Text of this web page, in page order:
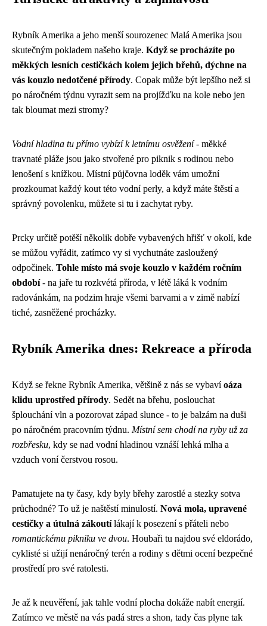
Rybník Amerika a jeho menší sourozenec Malá Amerika jsou
skutečným pokladem našeho kraje. Když se procházíte po
měkkých lesních cestičkách kolem jejich břehů, dýchne na
vás kouzlo nedotčené přírody. Copak může být lepšího než si
po náročném týdnu vyrazit sem na projížďku na kole nebo jen
tak bloumat mezi stromy?
Vodní hladina tu přímo vybízí k letnímu osvěžení- měkké
travnaté pláže jsou jako stvořené pro piknik s rodinou nebo
lenošení s knížkou. Místní půjčovna loděk vám umožní
prozkoumat každý kout této vodní perly, a když máte štěstí a
správný povolenku, můžete si tu i zachytat ryby.
Prcky určitě potěší několik dobře vybavených hřišť v okolí, kde
se můžou vyřádit, zatímco vy si vychutnáte zasloužený
odpočinek. Tohle místo má svoje kouzlo v každém ročním
období- na jaře tu rozkvétá příroda, v létě láká k vodním
radovánkám, na podzim hraje všemi barvami a v zimě nabízí
tiché, zasněžené procházky.
Rybník Amerika dnes: Rekreace a příroda
Když se řekne Rybník Amerika, většině z nás se vybavíoáza
klidu uprostřed přírody. Sedět na břehu, poslouchat
šplouchání vln a pozorovat západ slunce - to je balzám na duši
po náročném pracovním týdnu. Místní sem chodí na ryby už za
rozbřesku, kdy se nad vodní hladinou vznáší lehká mlha a
vzduch voní čerstvou rosou.
Pamatujete na ty časy, kdy byly břehy zarostlé a stezky sotva
průchodné? To už je naštěstí minulostí. Nová mola, upravené
cestičky a útulná zákoutílákají k posezení s přáteli nebo
romantickému pikniku ve dvou. Houbaři tu najdou své eldorádo,
cyklisté si užijí nenáročný terén a rodiny s dětmi ocení bezpečné
prostředí pro své ratolesti.
Je až k neuvěření, jak tahle vodní plocha dokáže nabít energií.
Zatímco ve městě na vás padá stres a shon, tady čas plyne tak